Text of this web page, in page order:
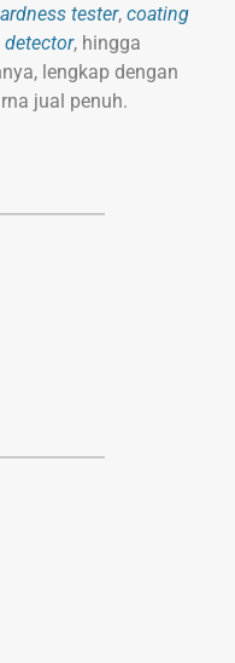
tester, coating
, hingga
lengkap dengan
jual penuh.